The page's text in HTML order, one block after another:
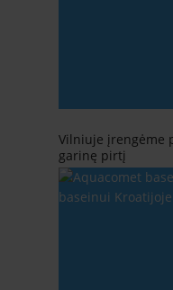
Vilniuje įrengėme
garinę pirtį